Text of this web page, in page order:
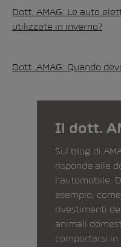
Dott. AMAG: Le auto
utilizzate in inverno?
Dott. AMAG: Quando
Il dott.
Sul blog di
risponde alle
l’automobile.
esempio,
rivestimenti
animali
comportarsi in